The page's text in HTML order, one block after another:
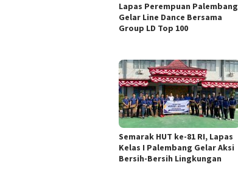
Lapas Perempuan Palembang
Gelar Line Dance Bersama
Group LD Top 100
Semarak HUT ke-81 RI, Lapas
Kelas I Palembang Gelar Aksi
Bersih-Bersih Lingkungan